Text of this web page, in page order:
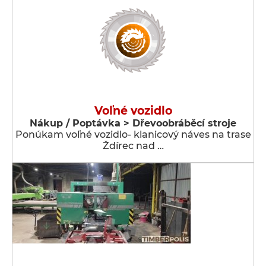
Voľné vozidlo
Nákup / Poptávka > Dřevoobráběcí stroje
Ponúkam voľné vozidlo- klanicový náves na trase
Ždírec nad …